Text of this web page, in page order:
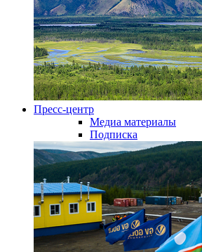
Пресс-центр
Медиа материалы
Подписка